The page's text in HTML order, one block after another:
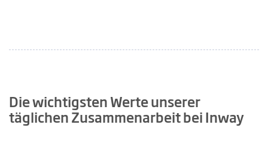
Die wichtigsten Werte unserer
täglichen Zusammenarbeit bei Inway